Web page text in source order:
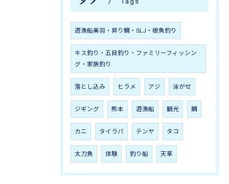
遊漁船美羽・昇り鯛・SLJ・根魚釣り
キス釣り・五目釣り・ファミリーフィッシン
グ・家族釣り
落とし込み ヒラメ アジ 泳がせ
ジギング 熊本 遊漁船 観光 鯛
カニ タイラバ テンヤ タコ
太刀魚 体験 釣り船 天草